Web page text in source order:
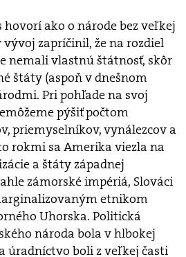
hovorí ako o národe bez veľkej
zapríčinil, že na rozdiel
nemali vlastnú štátnosť, skôr
štáty (aspoň v dnešnom
Pri pohľade na svoj
pýšiť počtom
priemyselníkov, vynálezcov a
rokmi sa Amerika viezla na
a štáty západnej
zámorské impériá, Slováci
etnikom
Uhorska. Politická
národa bola v hlbokej
úradníctvo boli z veľkej časti